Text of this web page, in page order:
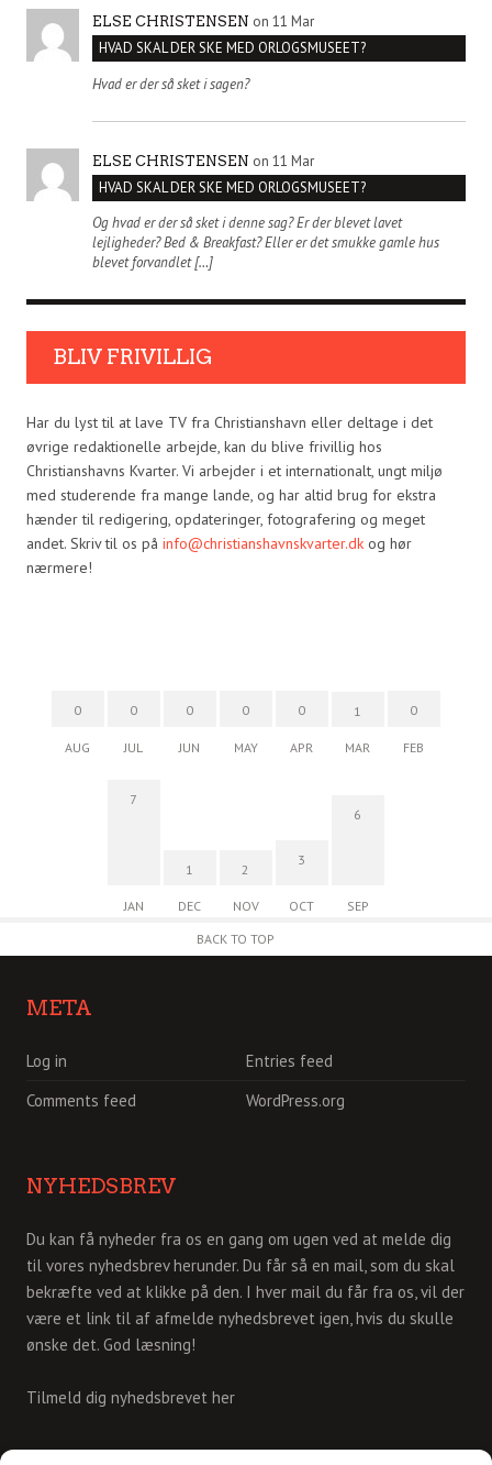
ELSE CHRISTENSEN on 11 Mar
HVAD SKAL DER SKE MED ORLOGSMUSEET?
Hvad er der så sket i sagen?
ELSE CHRISTENSEN on 11 Mar
HVAD SKAL DER SKE MED ORLOGSMUSEET?
Og hvad er der så sket i denne sag? Er der blevet lavet
lejligheder? Bed & Breakfast? Eller er det smukke gamle hus
blevet forvandlet […]
BLIV FRIVILLIG
Har du lyst til at lave TV fra Christianshavn eller deltage i det
øvrige redaktionelle arbejde, kan du blive frivillig hos
Christianshavns Kvarter. Vi arbejder i et internationalt, ungt miljø
med studerende fra mange lande, og har altid brug for ekstra
hænder til redigering, opdateringer, fotografering og meget
andet. Skriv til os på info@christianshavnskvarter.dk og hør
nærmere!
0
AUG
0
JUL
0
JUN
0
MAY
0
APR
1
MAR
0
FEB
7
JAN
1
DEC
2
NOV
3
OCT
6
SEP
BACK TO TOP
META
Log in
Entries feed
Comments feed
WordPress.org
NYHEDSBREV
Du kan få nyheder fra os en gang om ugen ved at melde dig
til vores nyhedsbrev herunder. Du får så en mail, som du skal
bekræfte ved at klikke på den. I hver mail du får fra os, vil der
være et link til af afmelde nyhedsbrevet igen, hvis du skulle
ønske det. God læsning!
Tilmeld dig nyhedsbrevet her